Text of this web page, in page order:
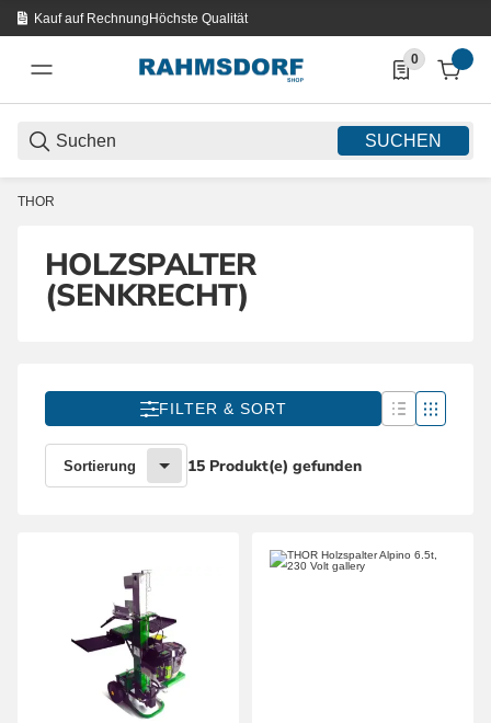
Kauf auf RechnungHöchste Qualität
SUCHEN
0
0 Produkte in
THOR
HOLZSPALTER
(SENKRECHT)
FILTER & SORT
Sortierung 15 Produkt(e) gefunden